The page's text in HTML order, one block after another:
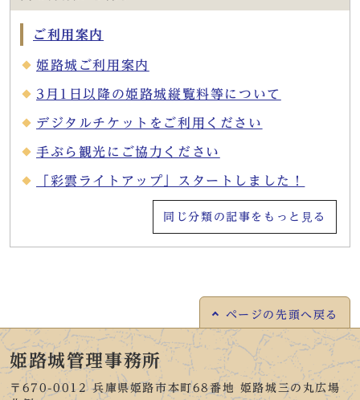
ご利用案内
姫路城ご利用案内
3月1日以降の姫路城縦覧料等について
デジタルチケットをご利用ください
手ぶら観光にご協力ください
「彩雲ライトアップ」スタートしました！
同じ分類の記事をもっと見る
ページの 先頭へ戻る
姫路城管理事務所
〒670-0012 兵庫県姫路市本町68番地 姫路城三の丸広場